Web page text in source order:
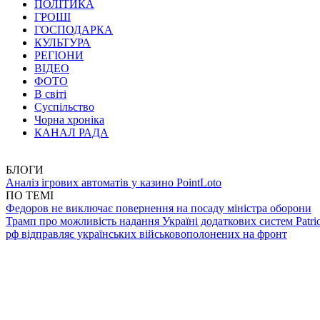
ПОЛІТИКА
ГРОШІ
ГОСПОДАРКА
КУЛЬТУРА
РЕГІОНИ
ВІДЕО
ФОТО
В світі
Суспільство
Чорна хроніка
КАНАЛ РАДА
БЛОГИ
Аналіз ігрових автоматів у казино PointLoto
ПО ТЕМІ
Федоров не виключає повернення на посаду міністра оборони
Трамп про можливість надання Україні додаткових систем
рф відправляє українських військовополонених на фронт